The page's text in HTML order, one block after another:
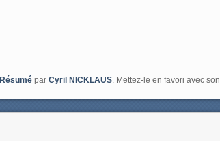
Résumé par Cyril NICKLAUS. Mettez-le en favori avec son